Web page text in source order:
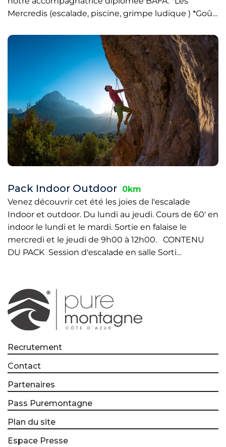
Mercredis (escalade, piscine, grimpe ludique ) *Goû…
Pack Indoor Outdoor 0km
Venez découvrir cet été les joies de l'escalade
Indoor et outdoor. Du lundi au jeudi. Cours de 60' en
indoor le lundi et le mardi. Sortie en falaise le
mercredi et le jeudi de 9h00 à 12h00. CONTENU
DU PACK Session d'escalade en salle Sorti…
Recrutement
Contact
Partenaires
Pass Puremontagne
Plan du site
Espace Presse